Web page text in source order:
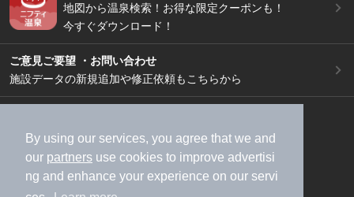
By using our services, you agree that we and
our partners use cookies to improve advertisi
ng and enhance your experience on our servi
地図から温泉検索！お得な限定クーポンも！
今すぐダウンロード！
ご意見ご要望 ・お問い合わせ
施設データの新規追加や修正依頼もこちらから
加盟店募集（資料請求）
広告出稿のご案内
利用規約
ライフスタイルMEMBERS+規約
特定商取引法に基づく表記
ヘルプ
採用情報